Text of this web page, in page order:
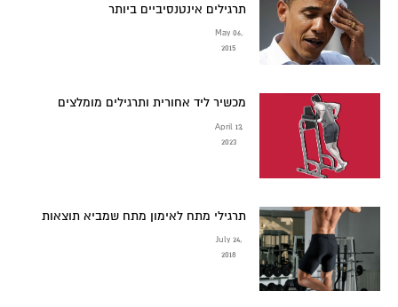
תרגילים אינטנסיביים ביותר
May 06,
2015
מכשיר ליד אחורית ותרגילים מומלצים
April 13,
2023
תרגילי מתח לאימון מתח שמביא תוצאות
July 24,
2018